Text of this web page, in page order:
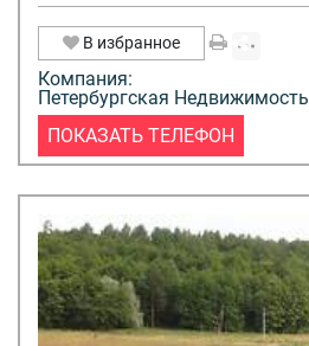
В избранное
Компания:
Петербургская Недвижимость
ПОКАЗАТЬ ТЕЛЕФОН